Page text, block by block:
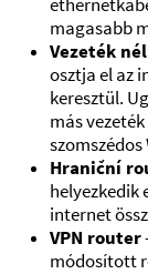
magasabb
Vezeték
osztja el az
keresztül.
más
Hraniční
helyezkedik
internet
VPN router
módosított